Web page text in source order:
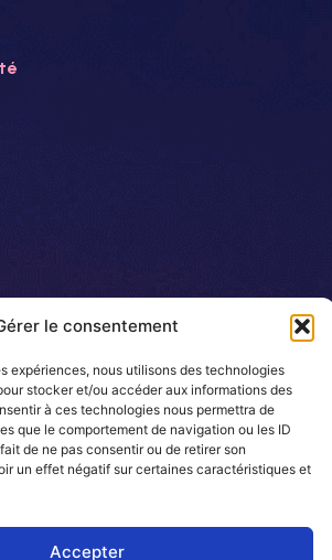
le consentement
expériences, nous utilisons des technologies
stocker et/ou accéder aux informations des
à ces technologies nous permettra de
que le comportement de navigation ou les ID
de ne pas consentir ou de retirer son
un effet négatif sur certaines caractéristiques et
Accepter